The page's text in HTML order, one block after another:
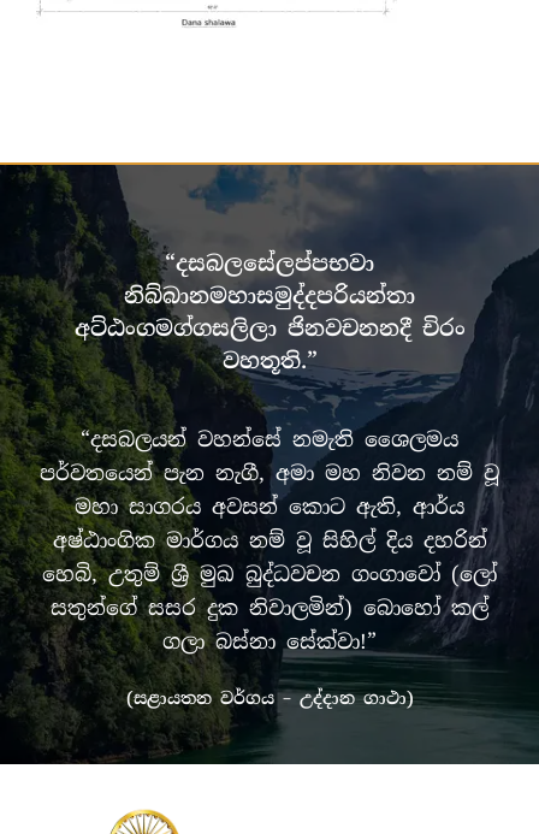
“දසබලසේලප්පභවා
නිබ්බානමහාසමුද්දපරියන්තා
අට්ඨංගමග්ගසලිලා ජිනවචනනදී චිරං
වහතූති.”
“දසබලයන් වහන්සේ නමැති ශෛලමය
පර්වතයෙන් පැන නැගී, අමා මහ නිවන නම් වූ
මහා සාගරය අවසන් කොට ඇති, ආර්ය
අෂ්ඨාංගික මාර්ගය නම් වූ සිහිල් දිය දහරින්
හෙබි, උතුම් ශ්‍රී මුඛ බුද්ධවචන ගංගාවෝ (ලෝ
සතුන්ගේ සසර දුක නිවාලමින්) බොහෝ කල්
ගලා බස්නා සේක්වා!”
(සළායතන වර්ගය – උද්දාන ගාථා)